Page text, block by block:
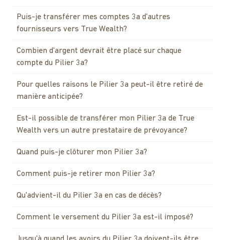
Puis-je transférer mes comptes 3a d'autres
fournisseurs vers True Wealth?
Combien d'argent devrait être placé sur chaque
compte du Pilier 3a?
Pour quelles raisons le Pilier 3a peut-il être retiré de
manière anticipée?
Est-il possible de transférer mon Pilier 3a de True
Wealth vers un autre prestataire de prévoyance?
Quand puis-je clôturer mon Pilier 3a?
Comment puis-je retirer mon Pilier 3a?
Qu'advient-il du Pilier 3a en cas de décès?
Comment le versement du Pilier 3a est-il imposé?